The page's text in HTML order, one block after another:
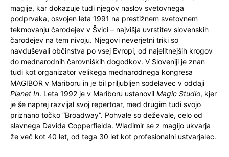
magije, kar dokazuje tudi njegov naslov svetovnega
podprvaka, osvojen leta 1991 na prestižnem svetovnem
tekmovanju čarodejev v Švici – najvišja uvrstitev slovenskih
čarodejev na tem nivoju. Njegovi neverjetni triki so
navduševali občinstva po vsej Evropi, od najelitnejših krogov
do mednarodnih čarovniških dogodkov. V Sloveniji je znan
tudi kot organizator velikega mednarodnega kongresa
MAGIBOR v Mariboru in je bil priljubljen sodelavec v oddaji
Planet In. Leta 1992 je v Mariboru ustanovil Magic Studio, kjer
je še naprej razvijal svoj repertoar, med drugim tudi svojo
priznano točko “Broadway”. Pohvale so deževale, celo od
slavnega Davida Copperfielda. Wladimir se z magijo ukvarja
že več kot 40 let, od tega 30 let kot profesionalni ustvarjalec.